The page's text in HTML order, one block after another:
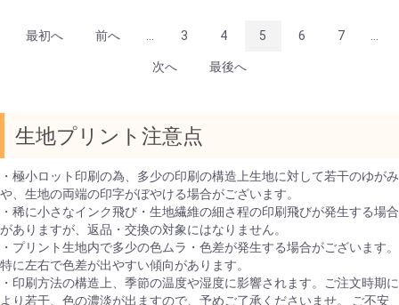
最初へ 前へ 3 4 5 6 7
次へ 最後へ
生地プリント注意点
・極小ロット印刷の為、多少の印刷の構造上生地に対して若干のゆがみ
や、生地の両端の印字がぼやける場合がございます。
・稀に小さなインク飛び・生地繊維の細さ程の印刷飛びが発生する場合
がありますが、返品・交換の対象にはなりません。
・プリント生地内で多少の色ムラ・色差が発生する場合がございます。
特に左右で色差が出やすい傾向があります。
・印刷方法の構造上、季節の温度や湿度に影響されます。ご注文時期に
より若干、色の濃淡が出ますので、予めご了承くださいませ。 ご不安